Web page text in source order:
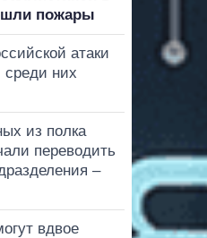
пожары
атаки
среди них
из полка
переводить
–
вдвое